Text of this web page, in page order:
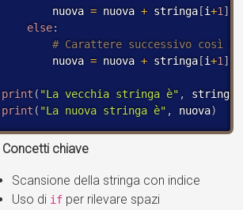
        nuova
= nuova + stringa[i+1]
else:
        nuova
= nuova + stringa[i+1]
print ( "La vecchia stringa è" , stringa
print ( "La nuova stringa è" , nuova)
Concetti chiave
Scansione della stringa con indice
Uso di if per rilevare spazi